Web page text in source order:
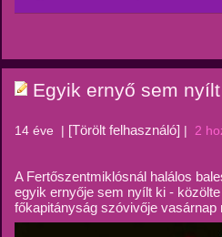
Egyik ernyő sem
14 éve | [Törölt felhasználó] | 2
A Fertőszentmiklósnál halálos
egyik ernyője sem nyílt ki -
főkapitányság szóvivője vasárnap